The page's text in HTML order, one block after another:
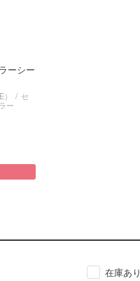
ーシー
セ
ー
在庫あり